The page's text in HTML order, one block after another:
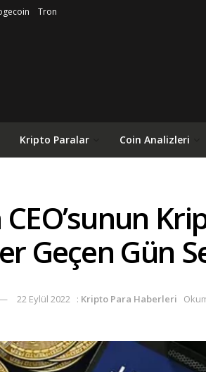
Tron
Kripto Paralar Coin Analizleri
Geçen Gün
22 Eylül 2022 : Kripto Para Haberleri